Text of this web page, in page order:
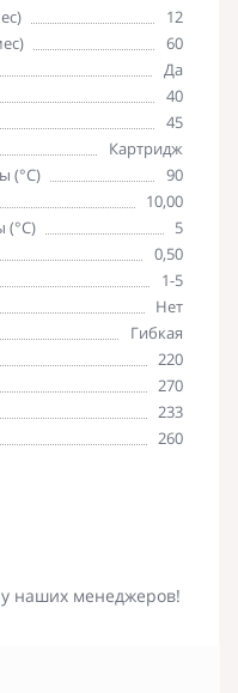
12
60
Да
40
45
Картридж
(°C)
90
10,00
(°C)
5
0,50
1-5
Нет
Гибкая
220
270
233
260
наших менеджеров!